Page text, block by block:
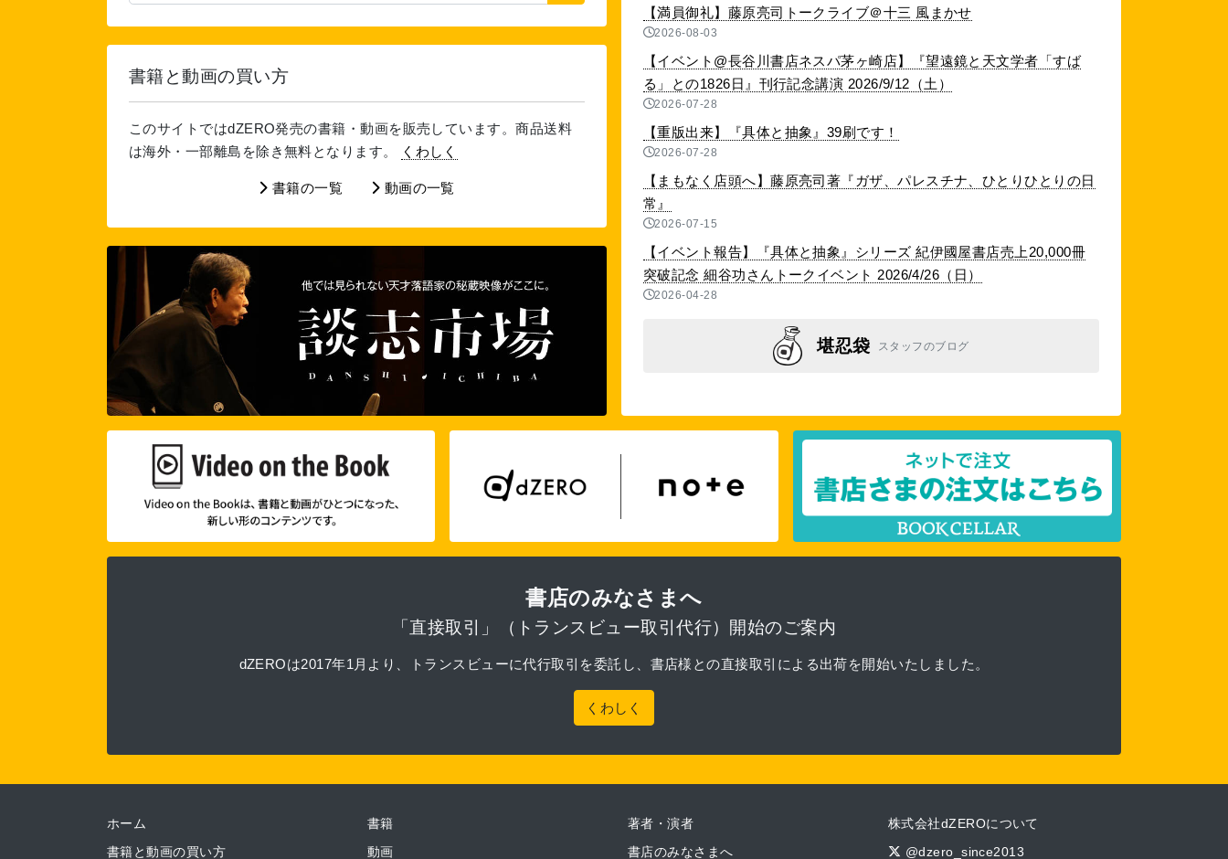
書籍と動画の買い方
このサイトではdZERO発売の書籍・動画を販売しています。商品送料
は海外・一部離島を除き無料となります。
くわしく
書籍の一覧 動画の一覧
【満員御礼】藤原亮司トークライブ＠十三 風まかせ
2026-08-03
【イベント@長谷川書店ネスパ茅ヶ崎店】『望遠鏡と天文学者「すば
る」との1826日』刊行記念講演 2026/9/12（土）
2026-07-28
【重版出来】『具体と抽象』39刷です！
2026-07-28
【まもなく店頭へ】藤原亮司著『ガザ、パレスチナ、ひとりひとりの日
常』
2026-07-15
【イベント報告】『具体と抽象』シリーズ 紀伊國屋書店売上20,000冊
突破記念 細谷功さんトークイベント 2026/4/26（日）
2026-04-28
堪忍袋 スタッフのブログ
書店のみなさまへ
「直接取引」（トランスビュー取引代行）開始のご案内
dZEROは2017年1月より、トランスビューに代行取引を委託し、書店様との直接取引による出荷を開始いたしました。
くわしく
ホーム
書籍と動画の買い方
書籍
動画
著者・演者
書店のみなさまへ
株式会社dZEROについて
@dzero_since2013